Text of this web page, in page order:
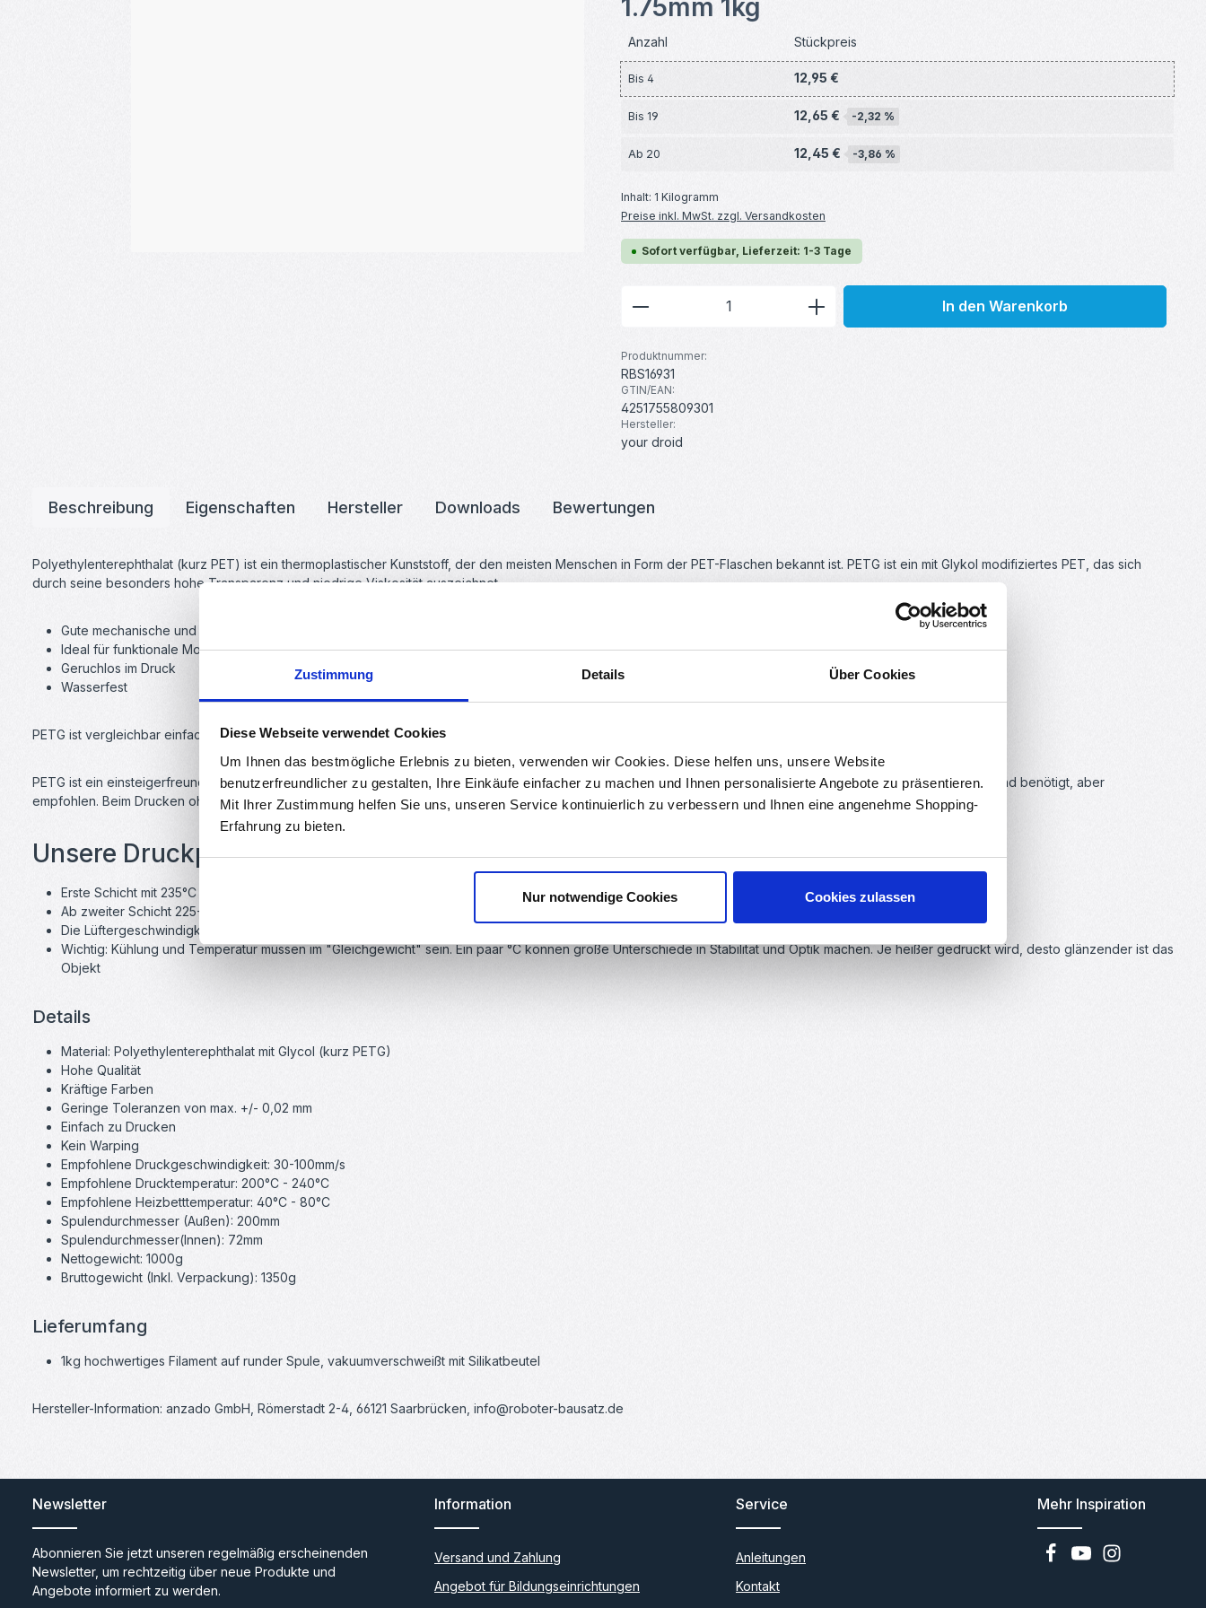
Zustimmung Details Über Cookies
Diese Webseite verwendet Cookies
Um Ihnen das bestmögliche Erlebnis zu bieten, verwenden wir Cookies. Diese helfen uns, unsere Website
benutzerfreundlicher zu gestalten, Ihre Einkäufe einfacher zu machen und Ihnen personalisierte Angebote zu präsentieren.
Mit Ihrer Zustimmung helfen Sie uns, unseren Service kontinuierlich zu verbessern und Ihnen eine angenehme Shopping-
Erfahrung zu bieten.
Nur notwendige Cookies Cookies zulassen
1.75mm 1kg
Anzahl Stückpreis
Bis 4 12,95 €
Bis 19 12,65 € -2,32 %
Ab 20 12,45 € -3,86 %
Inhalt: 1 Kilogramm
Preise inkl. MwSt. zzgl. Versandkosten
Sofort verfügbar, Lieferzeit: 1-3 Tage
Produkt Anzahl: Gib den gewünschten Wert ein oder
In den Warenkorb
Produktnummer:
RBS16931
GTIN/EAN:
4251755809301
Hersteller:
your droid
Beschreibung Eigenschaften Hersteller Downloads Bewertungen
Polyethylenterephthalat (kurz PET) ist ein thermoplastischer Kunststoff, der den meisten Menschen in Form der PET-Flaschen bekannt ist. PETG ist ein mit Glykol modifiziertes PET, das sich
durch seine besonders hohe Transparenz und niedrige Viskosität auszeichnet.
Gute mechanische und optische Eigenschaften
Ideal für funktionale Modelle
Geruchlos im Druck
Wasserfest
PETG ist vergleichbar einfach zu drucken wie PLA
PETG ist ein einsteigerfreundliches Filament mit wenig Warping, geruchlos im Druck und besonderen Vorraussetzung am 3D-Drucker. Ein Heizbett wird nicht zwingend benötigt, aber
empfohlen. Beim Drucken ohne Heizbett muss ein Haftvermittler wie z. B. PrintaFix eingesetzt werden.
Unsere Druckparameter
Erste Schicht mit 235°C und 50% Geschwindigkeit
Ab zweiter Schicht 225-230°C, je nach Lüftergeschwindigkeit
Die Lüftergeschwindigkeit kann von 15-50% eingestellt werden für bessere Überhänge. (
Wichtig: Kühlung und Temperatur müssen im "Gleichgewicht" sein. Ein paar °C können große Unterschiede in Stabilität und Optik machen. Je heißer gedruckt wird, desto glänzender ist das
Objekt
Details
Material: Polyethylenterephthalat mit Glycol (kurz PETG)
Hohe Qualität
Kräftige Farben
Geringe Toleranzen von max. +/- 0,02 mm
Einfach zu Drucken
Kein Warping
Empfohlene Druckgeschwindigkeit: 30-100mm/s
Empfohlene Drucktemperatur: 200°C - 240°C
Empfohlene Heizbetttemperatur: 40°C - 80°C
Spulendurchmesser (Außen): 200mm
Spulendurchmesser(Innen): 72mm
Nettogewicht: 1000g
Bruttogewicht (Inkl. Verpackung): 1350g
Lieferumfang
1kg hochwertiges Filament auf runder Spule, vakuumverschweißt mit Silikatbeutel
Hersteller-Information: anzado GmbH, Römerstadt 2-4, 66121 Saarbrücken, info@roboter-bausatz.de
Newsletter
Abonnieren Sie jetzt unseren regelmäßig erscheinenden
Newsletter, um rechtzeitig über neue Produkte und
Angebote informiert zu werden.
Information
Versand und Zahlung
Angebot für Bildungseinrichtungen
Service
Anleitungen
Kontakt
Mehr Inspiration